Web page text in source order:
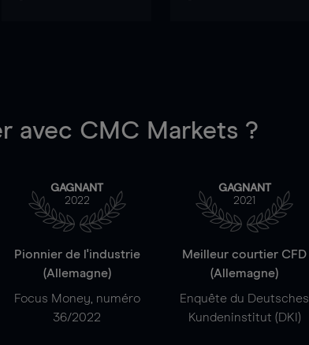
avec CMC Markets ?
GAGNANT
2022
Pionnier de l'industrie
(Allemagne)
Focus Money, numéro
36/2022
GAGNANT
2021
Meilleur courtier CFD
(Allemagne)
Enquête du Deutsches
Kundeninstitut (DKI)